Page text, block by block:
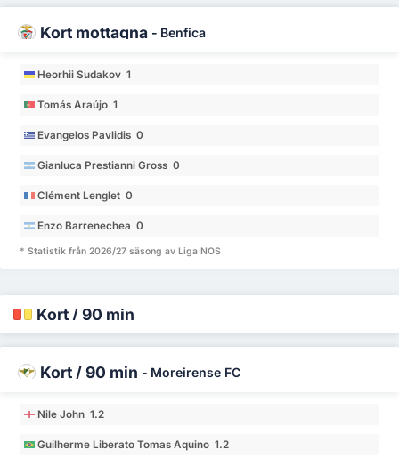
Kort mottagna - Benfica
Heorhii Sudakov 1
Tomás Araújo 1
Evangelos Pavlidis 0
Gianluca Prestianni Gross 0
Clément Lenglet 0
Enzo Barrenechea 0
* Statistik från 2026/27 säsong av Liga NOS
Kort / 90 min
Kort / 90 min - Moreirense FC
Nile John 1.2
Guilherme Liberato Tomas Aquino 1.2